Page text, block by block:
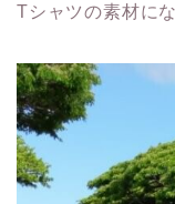
Tシャツの素材に